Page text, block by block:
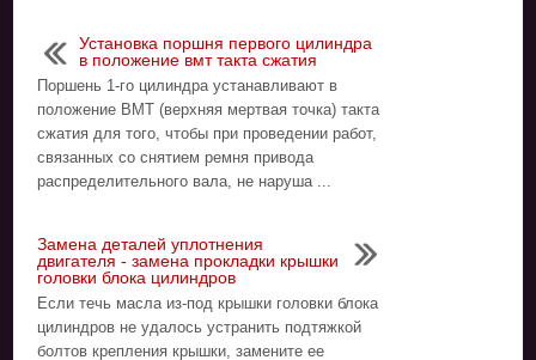
Установка поршня первого цилиндра
в положение вмт такта сжатия
Поршень 1-го цилиндра устанавливают в
положение ВМТ (верхняя мертвая точка) такта
сжатия для того, чтобы при проведении работ,
связанных со снятием ремня привода
распределительного вала, не наруша ...
Замена деталей уплотнения
двигателя - замена прокладки крышки
головки блока цилиндров
Если течь масла из-под крышки головки блока
цилиндров не удалось устранить подтяжкой
болтов крепления крышки, замените ее